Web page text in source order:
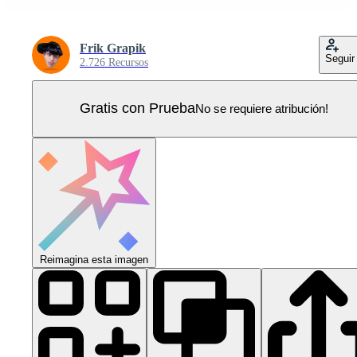
Frik Grapik
2.726 Recursos Seguir
Gratis con PruebaNo se requiere atribución!
Reimagina esta imagen